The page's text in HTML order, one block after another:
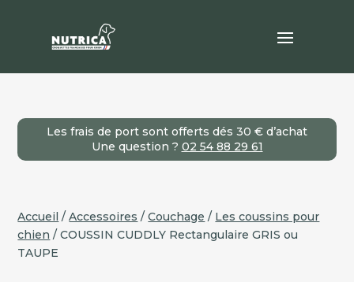
Les frais de port sont offerts dés 30 € d’achat
Une question ? 02 54 88 29 61
Accueil /Accessoires /Couchage / Les coussins pour
chien / COUSSIN CUDDLY Rectangulaire GRIS ou
TAUPE